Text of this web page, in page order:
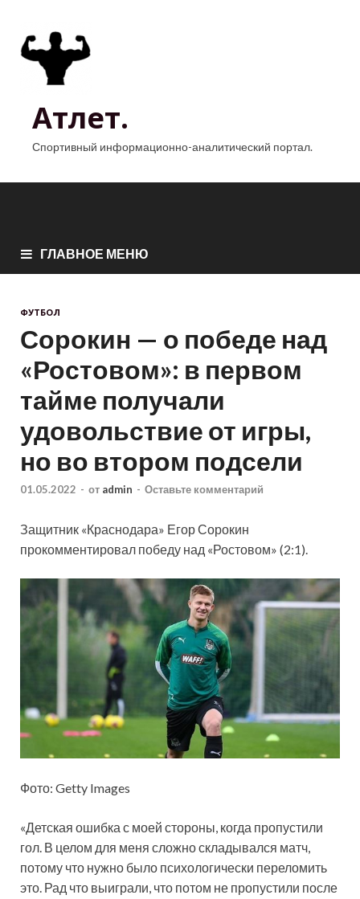
Атлет.
Спортивный информационно-аналитический портал.
ГЛАВНОЕ МЕНЮ
ФУТБОЛ
Сорокин — о победе над
«Ростовом»: в первом
тайме получали
удовольствие от игры,
но во втором подсели
01.05.2022 - от admin - Оставьте комментарий
Защитник «Краснодара» Егор Сорокин
прокомментировал победу над «Ростовом» (2:1).
Фото: Getty Images
«Детская ошибка с моей стороны, когда пропустили
гол. В целом для меня сложно складывался матч,
потому что нужно было психологически переломить
это. Рад что выиграли, что потом не пропустили после